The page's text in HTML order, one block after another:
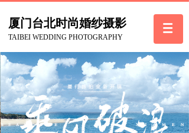
厦门台北时尚婚纱摄影
TAIBEI WEDDING PHOTOGRAPHY